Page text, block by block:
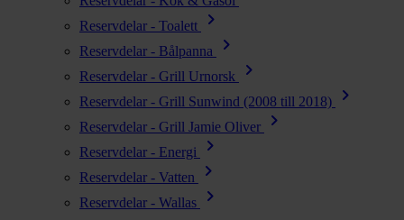
Reservdelar - Toalett chevron_right
Reservdelar - Bålpanna chevron_right
Reservdelar - Grill Urnorsk chevron_right
Reservdelar - Grill Sunwind (2008 till 2018) chevron_right
Reservdelar - Grill Jamie Oliver chevron_right
Reservdelar - Energi chevron_right
Reservdelar - Vatten chevron_right
Reservdelar - Wallas
chevron_right